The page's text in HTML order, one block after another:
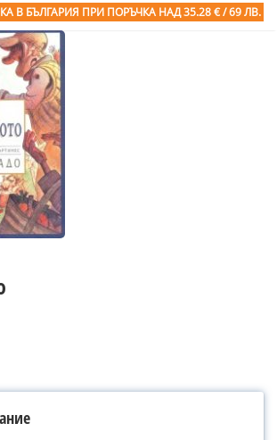
В БЪЛГАРИЯ ПРИ ПОРЪЧКА НАД 35.28 € / 69 ЛВ.